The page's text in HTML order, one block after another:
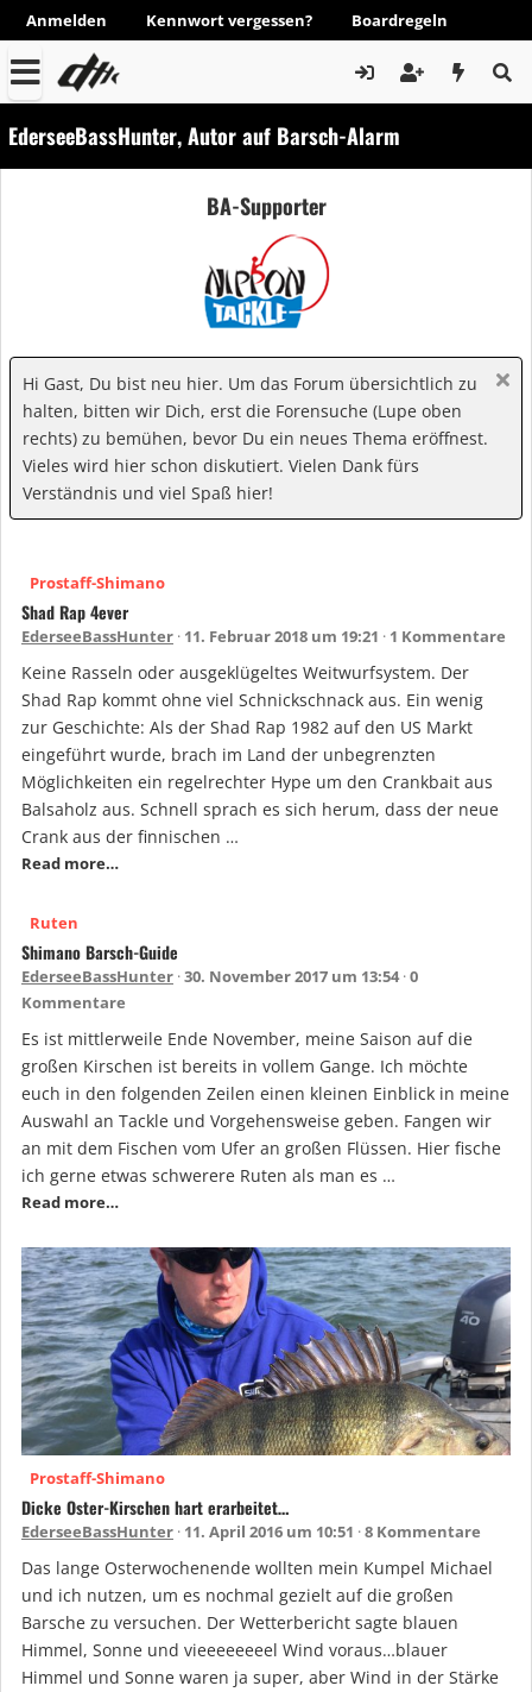
Anmelden Kennwort vergessen? Boardregeln
EderseeBassHunter, Autor auf Barsch-Alarm
BA-Supporter
Hi Gast, Du bist neu hier. Um das Forum übersichtlich zu
halten, bitten wir Dich, erst die Forensuche (Lupe oben
rechts) zu bemühen, bevor Du ein neues Thema eröffnest.
Vieles wird hier schon diskutiert. Vielen Dank fürs
Verständnis und viel Spaß hier!
Prostaff-Shimano
Shad Rap 4ever
EderseeBassHunter 11. Februar 2018 um 19:21 1 Kommentare
Keine Rasseln oder ausgeklügeltes Weitwurfsystem. Der
Shad Rap kommt ohne viel Schnickschnack aus. Ein wenig
zur Geschichte: Als der Shad Rap 1982 auf den US Markt
eingeführt wurde, brach im Land der unbegrenzten
Möglichkeiten ein regelrechter Hype um den Crankbait aus
Balsaholz aus. Schnell sprach es sich herum, dass der neue
Crank aus der finnischen …
Read more…
Ruten
Shimano Barsch-Guide
EderseeBassHunter 30. November 2017 um 13:54 0
Kommentare
Es ist mittlerweile Ende November, meine Saison auf die
großen Kirschen ist bereits in vollem Gange. Ich möchte
euch in den folgenden Zeilen einen kleinen Einblick in meine
Auswahl an Tackle und Vorgehensweise geben. Fangen wir
an mit dem Fischen vom Ufer an großen Flüssen. Hier fische
ich gerne etwas schwerere Ruten als man es …
Read more…
Prostaff-Shimano
Dicke Oster-Kirschen hart erarbeitet…
EderseeBassHunter 11. April 2016 um 10:51 8 Kommentare
Das lange Osterwochenende wollten mein Kumpel Michael
und ich nutzen, um es nochmal gezielt auf die großen
Barsche zu versuchen. Der Wetterbericht sagte blauen
Himmel, Sonne und vieeeeeeeel Wind voraus…blauer
Himmel und Sonne waren ja super, aber Wind in der Stärke